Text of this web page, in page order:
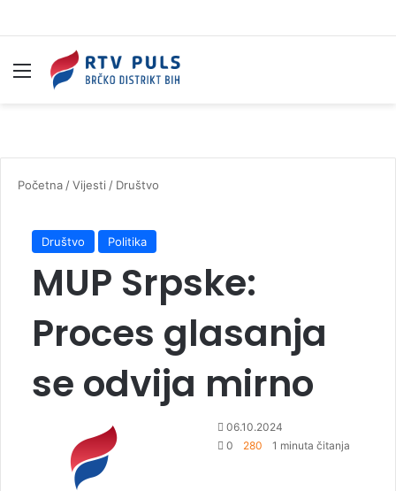
Izbornik
Početna /Vijesti / Društvo
Društvo Politika
MUP Srpske:
Proces glasanja
se odvija mirno
06.10.2024
0
280 1 minuta čitanja